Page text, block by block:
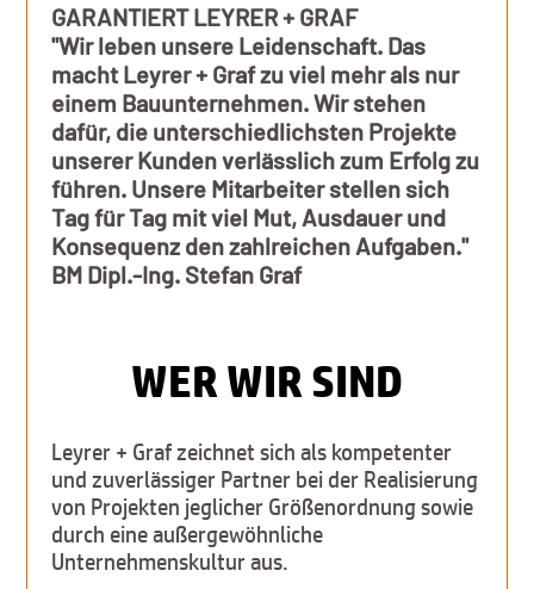
GARANTIERT LEYRER + GRAF
"Wir leben unsere Leidenschaft. Das
macht Leyrer + Graf zu viel mehr als nur
einem Bauunternehmen. Wir stehen
dafür, die unterschiedlichsten Projekte
unserer Kunden verlässlich zum Erfolg zu
führen. Unsere Mitarbeiter stellen sich
Tag für Tag mit viel Mut, Ausdauer und
Konsequenz den zahlreichen Aufgaben."
BM Dipl.-Ing. Stefan Graf
WER WIR SIND
Leyrer + Graf zeichnet sich als kompetenter
und zuverlässiger Partner bei der Realisierung
von Projekten jeglicher Größenordnung sowie
durch eine außergewöhnliche
Unternehmenskultur aus.